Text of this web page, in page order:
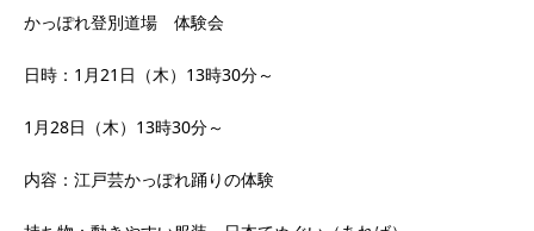
かっぽれ登別道場 体験会
日時：1月21日（木）13時30分～
1月28日（木）13時30分～
内容：江戸芸かっぽれ踊りの体験